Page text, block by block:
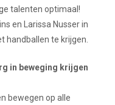
talenten optimaal!
en Larissa Nusser in
handballen te krijgen.
in beweging krijgen
bewegen op alle